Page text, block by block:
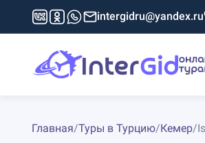
intergidru@yandex.ru
Главная/Туры в Турцию/Кемер/